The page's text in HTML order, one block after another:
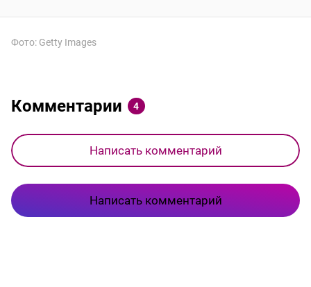
Фото: Getty Images
Комментарии 4
Написать комментарий
Написать комментарий